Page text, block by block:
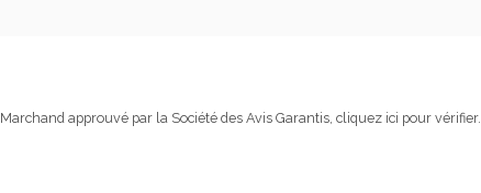
Marchand approuvé par la Société des Avis Garantis, cliquez ici pour vérifier.